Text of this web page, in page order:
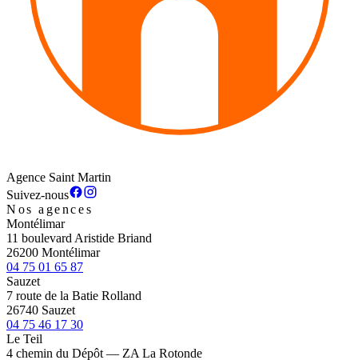
Agence Saint Martin
Suivez-nous
Nos agences
Montélimar
11 boulevard Aristide Briand
26200 Montélimar
04 75 01 65 87
Sauzet
7 route de la Batie Rolland
26740 Sauzet
04 75 46 17 30
Le Teil
4 chemin du Dépôt — ZA La Rotonde